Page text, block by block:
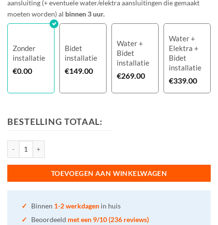
aansluiting (+ eventuele water/elektra aansluitingen die gemaakt
moeten worden) al binnen 3 uur.
Zonder
installatie
€0.00
Bidet
installatie
€149.00
Water +
Bidet
installatie
€269.00
Water +
Elektra +
Bidet
installatie
€339.00
BESTELLING TOTAAL:
TOEVOEGEN AAN WINKELWAGEN
✓ Binnen 1-2 werkdagen in huis
✓
Beoordeeld met een 9/10 (236 reviews)